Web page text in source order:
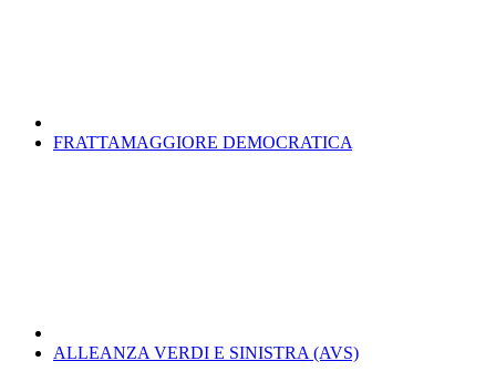
FRATTAMAGGIORE DEMOCRATICA
ALLEANZA VERDI E SINISTRA (AVS)